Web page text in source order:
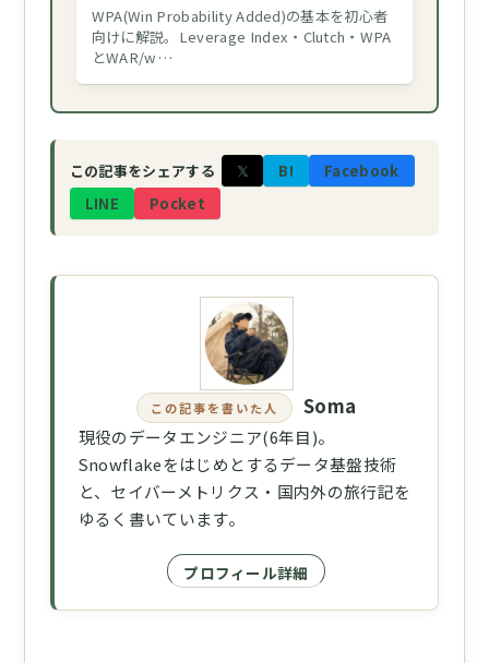
WPA(Win Probability Added)の基本を初心者
向けに解説。Leverage Index・Clutch・WPA
とWAR/w…
この記事をシェアする 𝕏 B!
Facebook
LINE
Pocket
この記事を書いた人 Soma
現役のデータエンジニア(6年目)。
Snowflakeをはじめとするデータ基盤技術
と、セイバーメトリクス・国内外の旅行記を
ゆるく書いています。
プロフィール詳細